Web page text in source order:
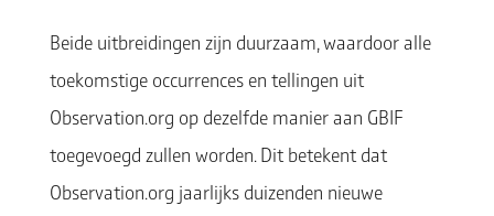
Beide uitbreidingen zijn duurzaam, waardoor alle
toekomstige occurrences en tellingen uit
Observation.org op dezelfde manier aan GBIF
toegevoegd zullen worden. Dit betekent dat
Observation.org jaarlijks duizenden nieuwe